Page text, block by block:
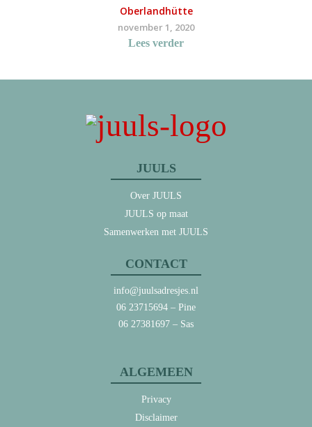
Oberlandhütte
november 1, 2020
Lees verder
JUULS
Over JUULS
JUULS op maat
Samenwerken met JUULS
CONTACT
info@juulsadresjes.nl
06 23715694 – Pine
06 27381697 – Sas
ALGEMEEN
Privacy
Disclaimer